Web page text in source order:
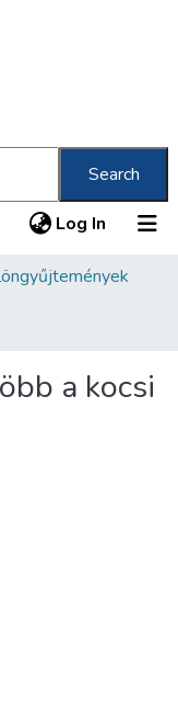
Search
Log In (current)
a kocsi